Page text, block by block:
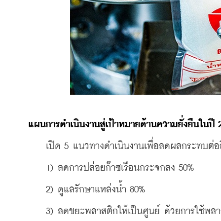
แผนการดำเนินงานสู่เป้าหมายด้านความยั่งยืนในปี
เปิด 5 แนวทางดำเนินงานเพื่อลดผลกระทบต่อ
1) ลดการปล่อยก๊าซเรือนกระจกลง 50%
2) ดูแลรักษาแหล่งน้ำ 80%
3) ลดขยะพลาสติกให้เป็นศูนย์ ด้วยการใช้พลา